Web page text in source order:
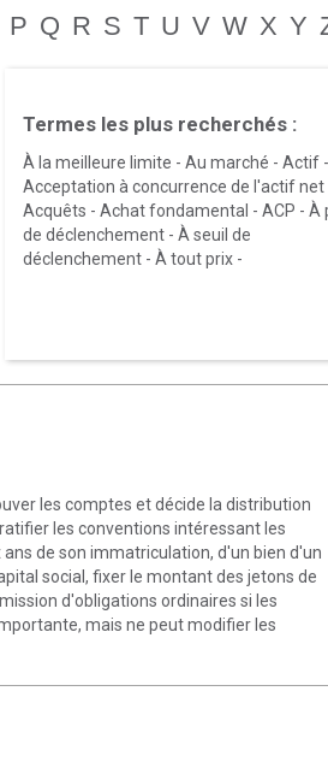
P Q R S T U V W X Y
Termes les plus recherchés :
À la meilleure limite -Au marché -Actif -
Acceptation à concurrence de l'actif net
Acquêts -Achat fondamental -ACP -À
de déclenchement -À seuil de
déclenchement -À tout prix -
les comptes et décide la distribution
les conventions intéressant les
de son immatriculation, d'un bien d'un
social, fixer le montant des jetons de
d'obligations ordinaires si les
mais ne peut modifier les